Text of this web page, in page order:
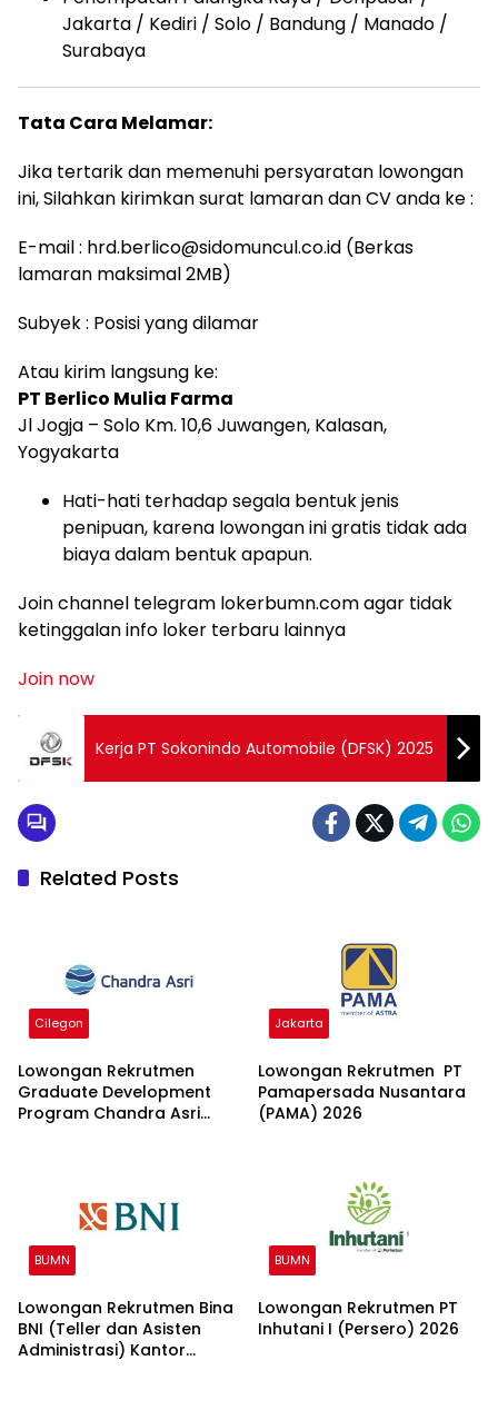
Jakarta / Kediri / Solo / Bandung / Manado /
Surabaya
Tata Cara Melamar:
Jika tertarik dan memenuhi persyaratan lowongan
ini, Silahkan kirimkan surat lamaran dan CV anda ke :
E-mail : hrd.berlico@sidomuncul.co.id (Berkas
lamaran maksimal 2MB)
Subyek : Posisi yang dilamar
Atau kirim langsung ke:
PT Berlico Mulia Farma
Jl Jogja – Solo Km. 10,6 Juwangen, Kalasan,
Yogyakarta
Hati-hati terhadap segala bentuk jenis
penipuan, karena lowongan ini gratis tidak ada
biaya dalam bentuk apapun.
Join channel telegram lokerbumn.com agar tidak
ketinggalan info loker terbaru lainnya
Join now
Kerja PT Sokonindo Automobile (DFSK) 2025
Related Posts
Cilegon
Lowongan Rekrutmen
Graduate Development
Program Chandra Asri
Jakarta
Lowongan Rekrutmen PT
Pamapersada Nusantara
(PAMA) 2026
BUMN
Lowongan Rekrutmen Bina
BNI (Teller dan Asisten
Administrasi) Kantor
BUMN
Lowongan Rekrutmen PT
Inhutani I (Persero) 2026